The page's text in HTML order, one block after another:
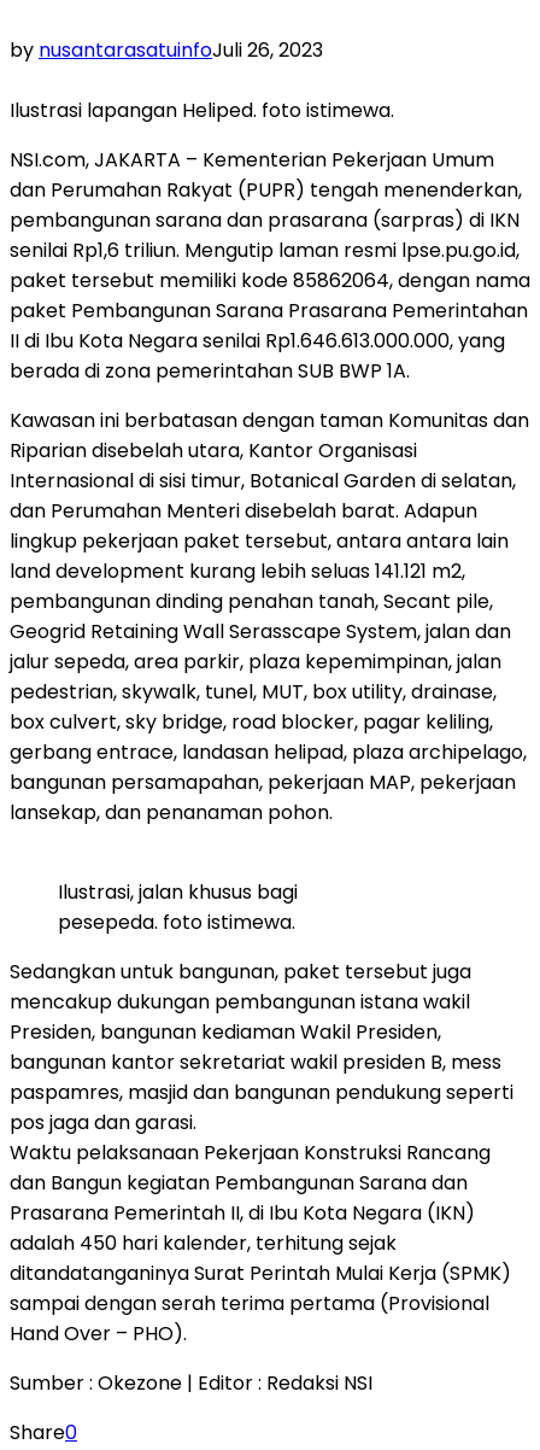
by nusantarasatuinfoJuli 26, 2023
Ilustrasi lapangan Heliped. foto istimewa.
NSI.com, JAKARTA – Kementerian Pekerjaan Umum
dan Perumahan Rakyat (PUPR) tengah menenderkan,
pembangunan sarana dan prasarana (sarpras) di IKN
senilai Rp1,6 triliun. Mengutip laman resmi lpse.pu.go.id,
paket tersebut memiliki kode 85862064, dengan nama
paket Pembangunan Sarana Prasarana Pemerintahan
II di Ibu Kota Negara senilai Rp1.646.613.000.000, yang
berada di zona pemerintahan SUB BWP 1A.
Kawasan ini berbatasan dengan taman Komunitas dan
Riparian disebelah utara, Kantor Organisasi
Internasional di sisi timur, Botanical Garden di selatan,
dan Perumahan Menteri disebelah barat. Adapun
lingkup pekerjaan paket tersebut, antara antara lain
land development kurang lebih seluas 141.121 m2,
pembangunan dinding penahan tanah, Secant pile,
Geogrid Retaining Wall Serasscape System, jalan dan
jalur sepeda, area parkir, plaza kepemimpinan, jalan
pedestrian, skywalk, tunel, MUT, box utility, drainase,
box culvert, sky bridge, road blocker, pagar keliling,
gerbang entrace, landasan helipad, plaza archipelago,
bangunan persamapahan, pekerjaan MAP, pekerjaan
lansekap, dan penanaman pohon.
Ilustrasi, jalan khusus bagi
pesepeda. foto istimewa.
Sedangkan untuk bangunan, paket tersebut juga
mencakup dukungan pembangunan istana wakil
Presiden, bangunan kediaman Wakil Presiden,
bangunan kantor sekretariat wakil presiden B, mess
paspamres, masjid dan bangunan pendukung seperti
pos jaga dan garasi.
Waktu pelaksanaan Pekerjaan Konstruksi Rancang
dan Bangun kegiatan Pembangunan Sarana dan
Prasarana Pemerintah II, di Ibu Kota Negara (IKN)
adalah 450 hari kalender, terhitung sejak
ditandatanganinya Surat Perintah Mulai Kerja (SPMK)
sampai dengan serah terima pertama (Provisional
Hand Over – PHO).
Sumber : Okezone | Editor : Redaksi NSI
Share0